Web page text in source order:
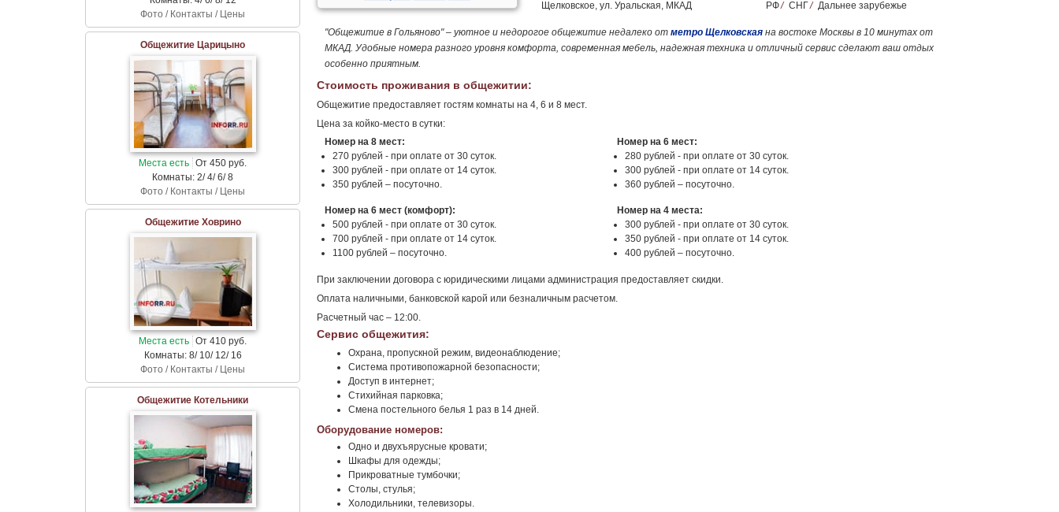
Фото / Контакты / Цены
Общежитие Царицыно
Места есть От 450 руб.
Комнаты: 2/ 4/ 6/ 8
Фото / Контакты / Цены
Общежитие Ховрино
Места есть От 410 руб.
Комнаты: 8/ 10/ 12/ 16
Фото / Контакты / Цены
Общежитие Котельники
Щелковское, ул. Уральская, МКАД
РФ/ СНГ/ Дальнее зарубежье
"Общежитие в Гольяново" – уютное и недорогое общежитие недалеко от метро Щелковская на востоке Москвы в 10 минутах от
МКАД. Удобные номера разного уровня комфорта, современная мебель, надежная техника и отличный сервис сделают ваш отдых
особенно приятным.
Стоимость проживания в общежитии:
Общежитие предоставляет гостям комнаты на 4, 6 и 8 мест.
Цена за койко-место в сутки:
Номер на 8 мест:
270 рублей - при оплате от 30 суток.
300 рублей - при оплате от 14 суток.
350 рублей – посуточно.
Номер на 6 мест:
280 рублей - при оплате от 30 суток.
300 рублей - при оплате от 14 суток.
360 рублей – посуточно.
Номер на 6 мест (комфорт):
500 рублей - при оплате от 30 суток.
700 рублей - при оплате от 14 суток.
1100 рублей – посуточно.
Номер на 4 места:
300 рублей - при оплате от 30 суток.
350 рублей - при оплате от 14 суток.
400 рублей – посуточно.
При заключении договора с юридическими лицами администрация предоставляет скидки.
Оплата наличными, банковской карой или безналичным расчетом.
Расчетный час – 12:00.
Сервис общежития:
Охрана, пропускной режим, видеонаблюдение;
Система противопожарной безопасности;
Доступ в интернет;
Стихийная парковка;
Смена постельного белья 1 раз в 14 дней.
Оборудование номеров:
Одно и двухъярусные кровати;
Шкафы для одежды;
Прикроватные тумбочки;
Столы, стулья;
Холодильники, телевизоры.